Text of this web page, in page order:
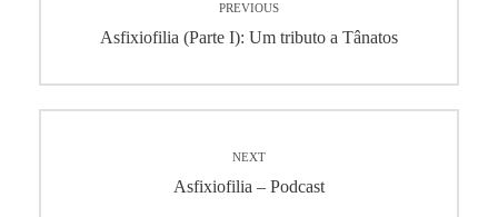
Post
PREVIOUS
Previous
Asfixiofilia (Parte I): Um tributo a Tânatos
NEXT
Next
Asfixiofilia – Podcast